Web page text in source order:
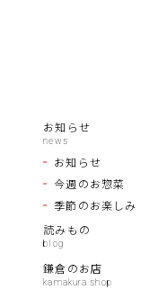
お知らせ
お知らせ
今週のお惣菜
季節のお楽しみ
読みもの
鎌倉のお店